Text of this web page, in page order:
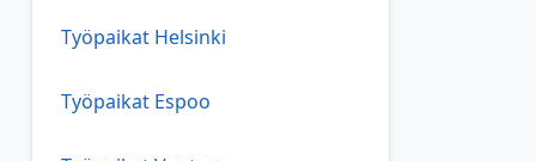
Työpaikat Helsinki
Työpaikat Espoo